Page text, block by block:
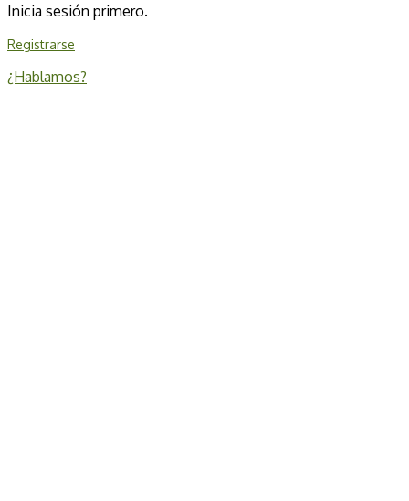
Inicia sesión primero.
Registrarse
¿Hablamos?